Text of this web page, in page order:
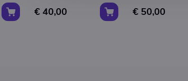
€ 40,00 € 50,00